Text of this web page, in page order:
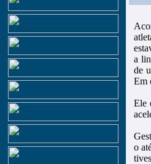
a
de
Em
Ele
o